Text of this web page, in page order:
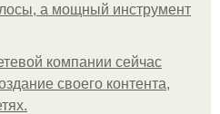
а мощный инструмент
компании сейчас
своего контента,